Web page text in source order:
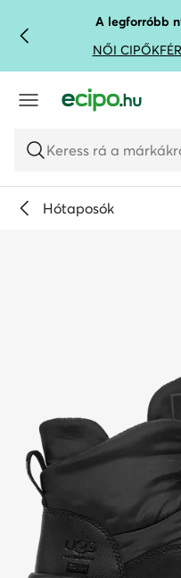
UGRÁS A FŐ
UGRÁS A KERESÉSHEZ
A legforróbb
NŐI CIPŐK
Keress rá a
Hótaposók